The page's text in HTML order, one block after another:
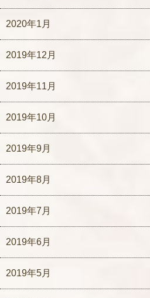
2020年1月
2019年12月
2019年11月
2019年10月
2019年9月
2019年8月
2019年7月
2019年6月
2019年5月